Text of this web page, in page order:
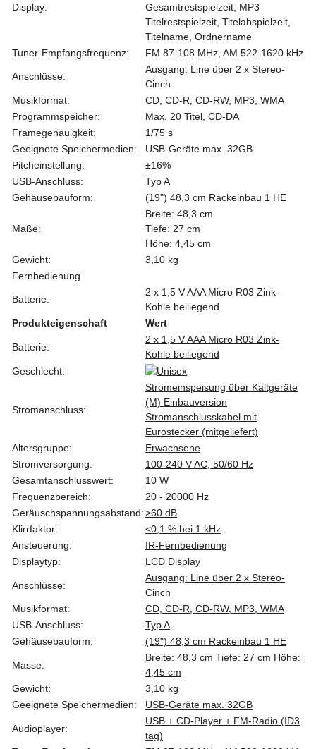
Display:
Gesamtrestspielzeit; MP3
Titelrestspielzeit, Titelabspielzeit,
Titelname, Ordnername
Tuner-Empfangsfrequenz:
FM 87-108 MHz, AM 522-1620 kHz
Anschlüsse:
Ausgang: Line über 2 x Stereo-
Cinch
Musikformat:
CD, CD-R, CD-RW, MP3, WMA
Programmspeicher:
Max. 20 Titel, CD-DA
Framegenauigkeit:
1/75 s
Geeignete Speichermedien:
USB-Geräte max. 32GB
Pitcheinstellung:
±16%
USB-Anschluss:
Typ A
Gehäusebauform:
(19") 48,3 cm Rackeinbau 1 HE
Maße:
Breite: 48,3 cm
Tiefe: 27 cm
Höhe: 4,45 cm
Gewicht:
3,10 kg
Fernbedienung
Batterie:
2 x 1,5 V AAA Micro R03 Zink-
Kohle beiliegend
Produkteigenschaft
Wert
Batterie:
2 x 1,5 V AAA Micro R03 Zink-
Kohle beiliegend
Geschlecht:
Stromanschluss:
Stromeinspeisung über Kaltgeräte
(M) Einbauversion
Stromanschlusskabel mit
Eurostecker (mitgeliefert)
Altersgruppe:
Erwachsene
Stromversorgung:
100-240 V AC, 50/60 Hz
Gesamtanschlusswert:
10 W
Frequenzbereich:
20 - 20000 Hz
Geräuschspannungsabstand:>60 dB
Klirrfaktor:
<0,1 % bei 1 kHz
Ansteuerung:
IR-Fernbedienung
Displaytyp:
LCD Display
Anschlüsse:
Ausgang: Line über 2 x Stereo-
Cinch
Musikformat:
CD, CD-R, CD-RW, MP3, WMA
USB-Anschluss:
Typ A
Gehäusebauform:
(19") 48,3 cm Rackeinbau 1 HE
Masse:
Breite: 48,3 cm Tiefe: 27 cm Höhe:
4,45 cm
Gewicht:
3,10 kg
Geeignete Speichermedien:
USB-Geräte max. 32GB
Audioplayer:
USB + CD-Player + FM-Radio (ID3
tag)